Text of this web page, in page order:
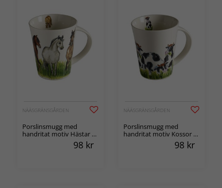
NÄÄSGRÄNSGÅRDEN
Porslinsmugg med
handritat motiv Hästar 1-
98 kr
NÄÄSGRÄNSGÅRDEN
Porslinsmugg med
handritat motiv Kossor 1-
98 kr